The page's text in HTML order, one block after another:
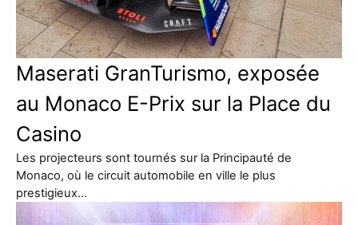
Maserati GranTurismo, exposée
au Monaco E-Prix sur la Place du
Casino
Les projecteurs sont tournés sur la Principauté de
Monaco, où le circuit automobile en ville le plus
prestigieux…